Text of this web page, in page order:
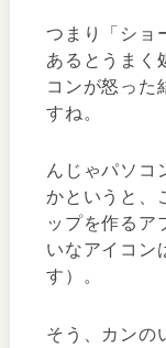
つまり「ショ
あるとうまく
コンが怒った
すね。
んじゃパソコ
かというと、
ップを作るア
いなアイコン
す）。
そう、カンの